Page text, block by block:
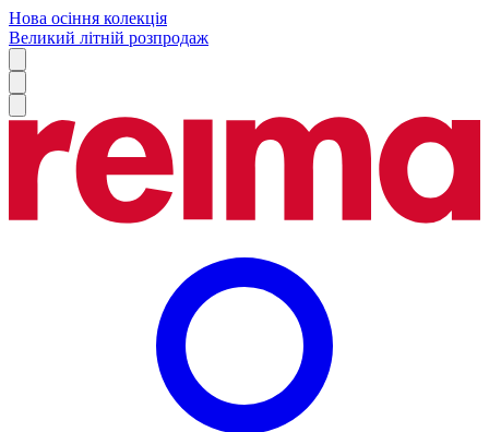
Нова осіння колекція
Великий літній розпродаж